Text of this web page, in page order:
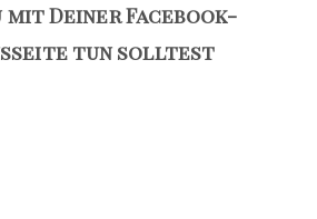
mit Deiner Facebook-
tun solltest